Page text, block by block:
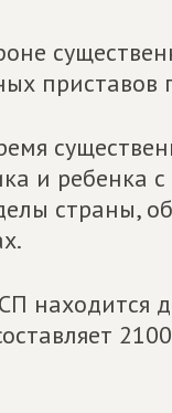
приставов
и ребенка
страны,
находится